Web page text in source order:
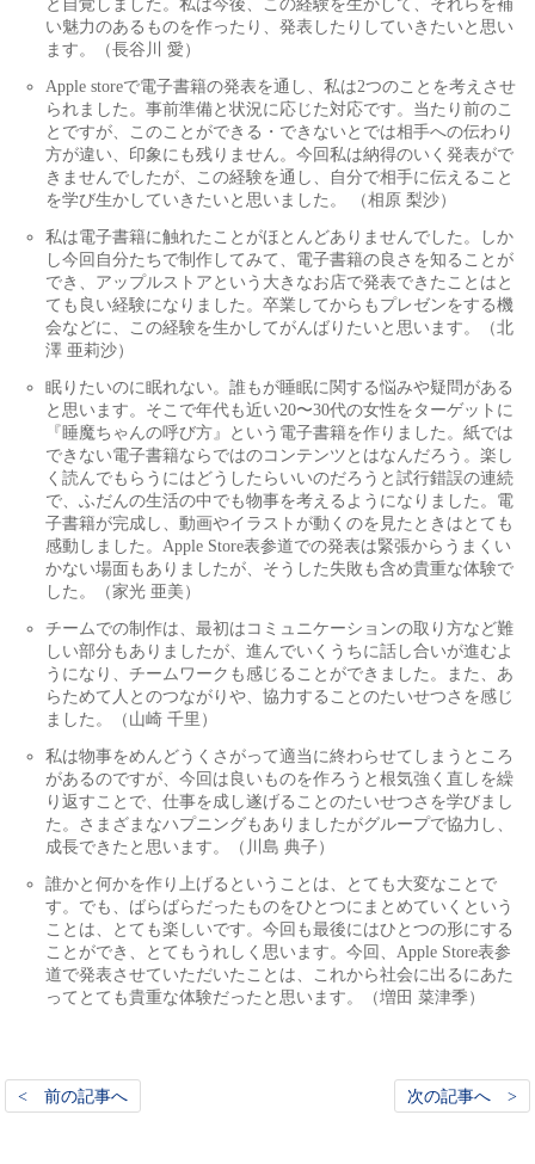
と自覚しました。私は今後、この経験を生かして、それらを補
い魅力のあるものを作ったり、発表したりしていきたいと思い
ます。（長谷川 愛）
Apple storeで電子書籍の発表を通し、私は2つのことを考えさせ
られました。事前準備と状況に応じた対応です。当たり前のこ
とですが、このことができる・できないとでは相手への伝わり
方が違い、印象にも残りません。今回私は納得のいく発表がで
きませんでしたが、この経験を通し、自分で相手に伝えること
を学び生かしていきたいと思いました。 （相原 梨沙）
私は電子書籍に触れたことがほとんどありませんでした。しか
し今回自分たちで制作してみて、電子書籍の良さを知ることが
でき、アップルストアという大きなお店で発表できたことはと
ても良い経験になりました。卒業してからもプレゼンをする機
会などに、この経験を生かしてがんばりたいと思います。（北
澤 亜莉沙）
眠りたいのに眠れない。誰もが睡眠に関する悩みや疑問がある
と思います。そこで年代も近い20〜30代の女性をターゲットに
『睡魔ちゃんの呼び方』という電子書籍を作りました。紙では
できない電子書籍ならではのコンテンツとはなんだろう。楽し
く読んでもらうにはどうしたらいいのだろうと試行錯誤の連続
で、ふだんの生活の中でも物事を考えるようになりました。電
子書籍が完成し、動画やイラストが動くのを見たときはとても
感動しました。Apple Store表参道での発表は緊張からうまくい
かない場面もありましたが、そうした失敗も含め貴重な体験で
した。（家光 亜美）
チームでの制作は、最初はコミュニケーションの取り方など難
しい部分もありましたが、進んでいくうちに話し合いが進むよ
うになり、チームワークも感じることができました。また、あ
らためて人とのつながりや、協力することのたいせつさを感じ
ました。（山崎 千里）
私は物事をめんどうくさがって適当に終わらせてしまうところ
があるのですが、今回は良いものを作ろうと根気強く直しを繰
り返すことで、仕事を成し遂げることのたいせつさを学びまし
た。さまざまなハプニングもありましたがグループで協力し、
成長できたと思います。（川島 典子）
誰かと何かを作り上げるということは、とても大変なことで
す。でも、ばらばらだったものをひとつにまとめていくという
ことは、とても楽しいです。今回も最後にはひとつの形にする
ことができ、とてもうれしく思います。今回、Apple Store表参
道で発表させていただいたことは、これから社会に出るにあた
ってとても貴重な体験だったと思います。（増田 菜津季）
< 前の記事へ 次の記事へ >